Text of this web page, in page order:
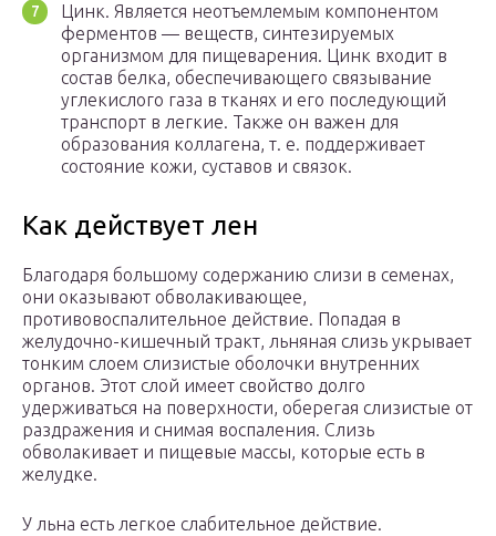
Цинк. Является неотъемлемым компонентом
ферментов — веществ, синтезируемых
организмом для пищеварения. Цинк входит в
состав белка, обеспечивающего связывание
углекислого газа в тканях и его последующий
транспорт в легкие. Также он важен для
образования коллагена, т. е. поддерживает
состояние кожи, суставов и связок.
Как действует лен
Благодаря большому содержанию слизи в семенах,
они оказывают обволакивающее,
противовоспалительное действие. Попадая в
желудочно-кишечный тракт, льняная слизь укрывает
тонким слоем слизистые оболочки внутренних
органов. Этот слой имеет свойство долго
удерживаться на поверхности, оберегая слизистые от
раздражения и снимая воспаления. Слизь
обволакивает и пищевые массы, которые есть в
желудке.
У льна есть легкое слабительное действие.